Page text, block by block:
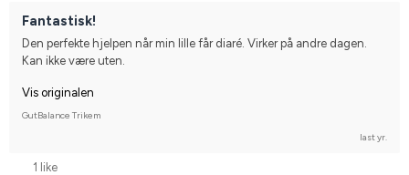
Fantastisk!
Den perfekte hjelpen når min lille får diaré. Virker på andre dagen.
Kan ikke være uten.
Vis originalen
GutBalance Trikem
last yr.
1 like